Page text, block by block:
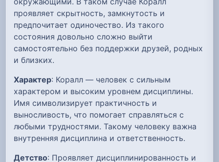
проявляет скрытность, замкнутость и
предпочитает одиночество. Из такого
состояния довольно сложно выйти
самостоятельно без поддержки друзей, родных
и близких.
Характер: Коралл — человек с сильным
характером и высоким уровнем дисциплины.
Имя символизирует практичность и
выносливость, что помогает справляться с
любыми трудностями. Такому человеку важна
внутренняя дисциплина и ответственность.
Детство: Проявляет дисциплинированность и